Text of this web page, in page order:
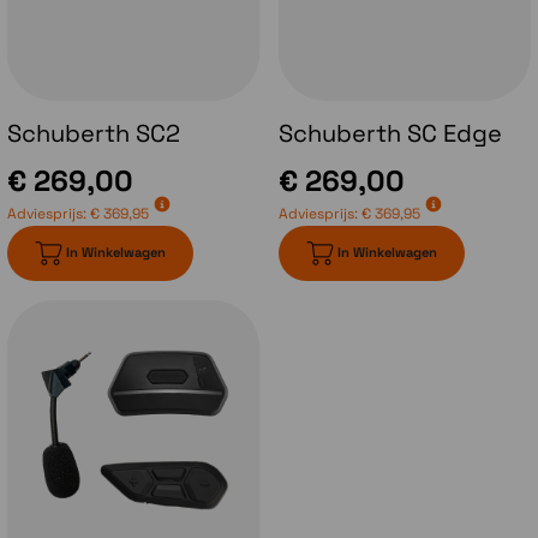
weer dichtzitten. Bij de Schuberth C5 blijft je
vizier echter in dezelfde stand staan als voor
het openen van de kinbak.
Communicatiesysteem
heeft Schuberth ook een nieuw
communicatiesysteem geïntroduceerd.
Schuberth SC2 systeem
bestaat uit de module zelf welk achterop de
helm gemonteerd wordt en daar aangesloten
op de antennes en de headset. Aan de zijkant
Schuberth SC2
€ 269,00
Adviesprijs:€ 369,95
In Winkelwagen
Schuberth SC Edge
€ 269,00
Adviesprijs:€ 369,95
In Winkelwagen